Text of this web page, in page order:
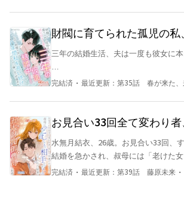
る、精一杯の答えなのだろう、と。
結婚前パーティー、ゲストリストは
いた。
彼は駐車場に車を停めに行くと言っ
彼女はホールの端に立ち、知ってい
結婚後の工房経営の決定は双方の同
には裁判手続きを経ること——。
財閥に育てられた孤児の
に財閥の兄は八年間私を追
三年の結婚生活、夫は一度も彼女に
後になって桐島澄は知る――それは優
彼女は泣かず、問い詰めもせず、誕
りにもあっさりと署名し、ペン先は
さようなら、久我賢吾。少し早いけ
完結済 ・ 最近更新： 第35話 春が来た、
お見合い33回全て変わり
も相手にしない』と言われ
水無月結衣、26歳。お見合い33回、す
結婚を急かされ、叔母には「老けた
葉に傷つけられてきた。
完結済 ・ 最近更新： 第39話 藤原未来 ・